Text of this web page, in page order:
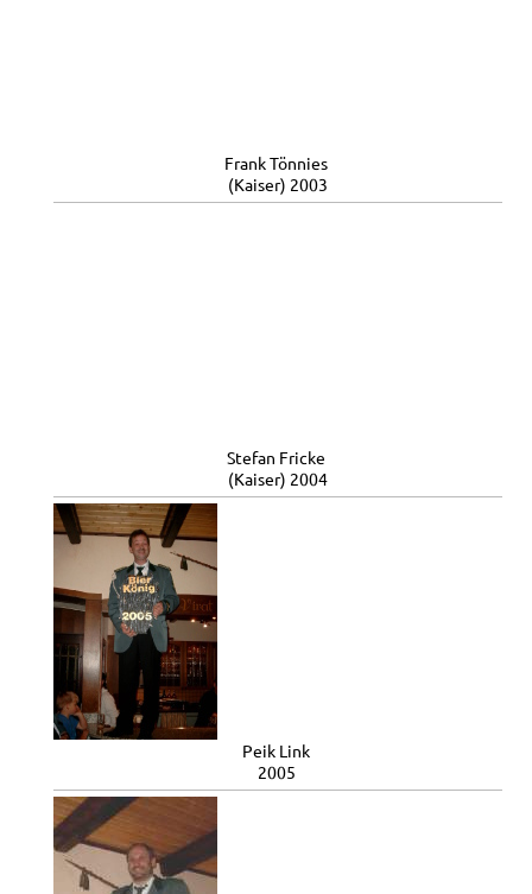
Frank Tönnies
(Kaiser) 2003
Stefan Fricke
(Kaiser) 2004
Peik Link
2005